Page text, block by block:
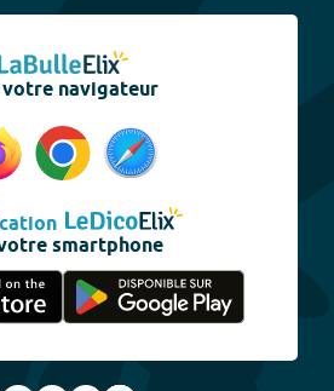
navigateur
smartphone